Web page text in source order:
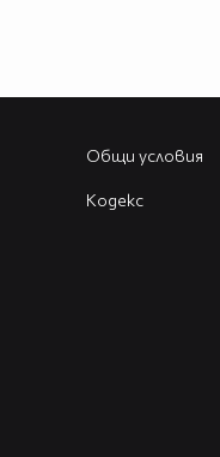
Общи условия
Кодекс